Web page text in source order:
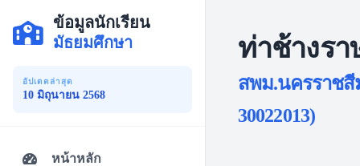
ท่าช้างรา
สพม.นครราชสี
30022013)
ข้อมูลนักเรียน
มัธยมศึกษา
อัปเดตล่าสุด
10 มิถุนายน 2568
หน้าหลัก